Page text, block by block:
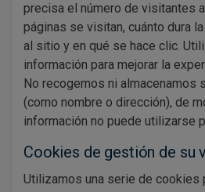
precisa el número de visitantes
páginas se visitan, cuánto dura
al sitio y en qué se hace clic.
información para mejorar la
No recogemos ni almacenamos
(como nombre o dirección), de
información no puede utilizarse
Cookies de gestión de su
Utilizamos una serie de cookies